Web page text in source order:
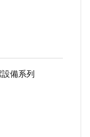
備系列